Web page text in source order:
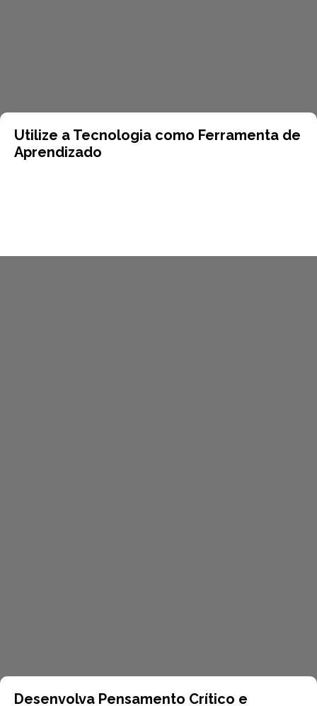
Utilize a Tecnologia como Ferramenta de
Aprendizado
Desenvolva Pensamento Crítico e